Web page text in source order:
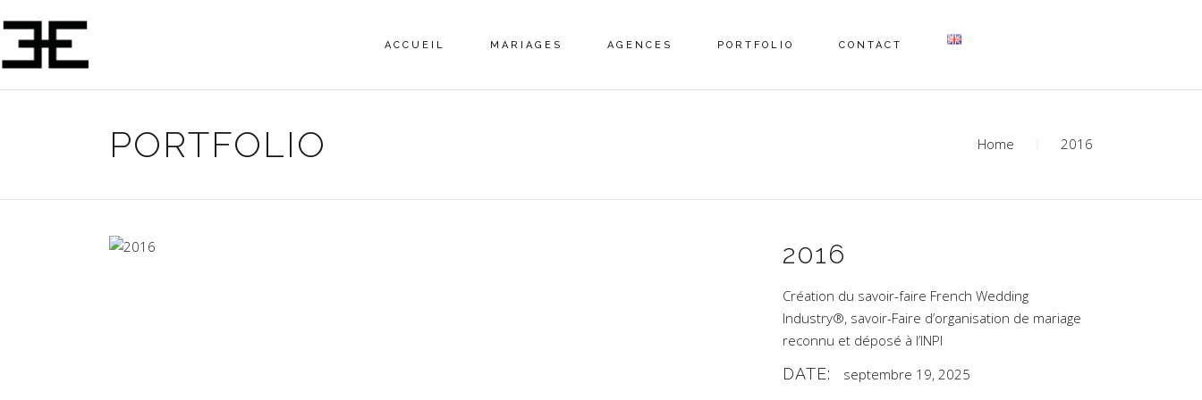
ACCUEIL MARIAGES AGENCES PORTFOLIO CONTACT
PORTFOLIO Home 2016
2016
Création du savoir-faire French Wedding
Industry®, savoir-Faire d’organisation de mariage
reconnu et déposé à l’INPI
DATE: septembre 19, 2025